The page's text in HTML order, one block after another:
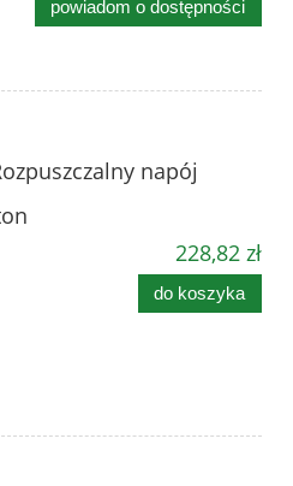
powiadom o dostępności
napój
228,82 zł
do koszyka